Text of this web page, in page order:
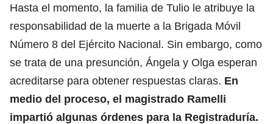
Hasta el momento, la familia de Tulio le atribuye la
responsabilidad de la muerte a la Brigada Móvil
Número 8 del Ejército Nacional. Sin embargo, como
se trata de una presunción, Ángela y Olga esperan
acreditarse para obtener respuestas claras. En
medio del proceso, el magistrado Ramelli
impartió algunas órdenes para la Registraduría.